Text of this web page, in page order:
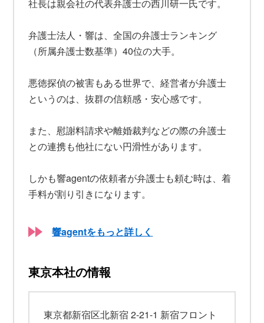
社長は親会社の代表弁護士の西川研一氏です。
弁護士法人・響は、全国の弁護士ランキング
（所属弁護士数基準）40位の大手。
悪徳探偵の被害もある世界で、経営者が弁護士
というのは、抜群の信頼感・安心感です。
また、慰謝料請求や離婚裁判などの際の弁護士
との連携も他社にない円滑性があります。
しかも響agentの依頼者が弁護士も頼む時は、着
手料が割り引きになります。
響agentをもっと詳しく
東京本社の情報
東京都新宿区北新宿 2-21-1 新宿フロント